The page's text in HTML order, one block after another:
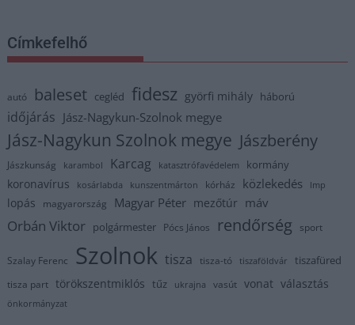
Címkefelhő
autó baleset cegléd fidesz györfi mihály háború
időjárás Jász-Nagykun-Szolnok megye
Jász-Nagykun Szolnok megye Jászberény
Jászkunság karambol Karcag katasztrófavédelem kormány
koronavírus kosárlabda kunszentmárton kórház közlekedés lmp
lopás magyarország Magyar Péter mezőtúr máv
Orbán Viktor polgármester Pócs János rendőrség sport
Szalay Ferenc Szolnok tisza tisza-tó tiszaföldvár tiszafüred
tisza part törökszentmiklós tűz ukrajna vasút vonat választás
önkormányzat